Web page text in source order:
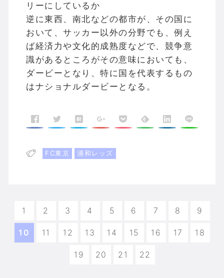
リーにしているか
逆に東西、南北などの都市が、その国に
おいて、サッカー以外の分野でも、例え
ば経済力や文化的成熟度などで、競争意
識があるところがその意味においても、
ダービーとなり、特に国を代表するもの
はナショナルダービーとなる。
FC東京 浦和レッズ
1 2 3 4 5 6 7 8 9
10 11 12 13 14 15 16 17 18
19 20 21 22